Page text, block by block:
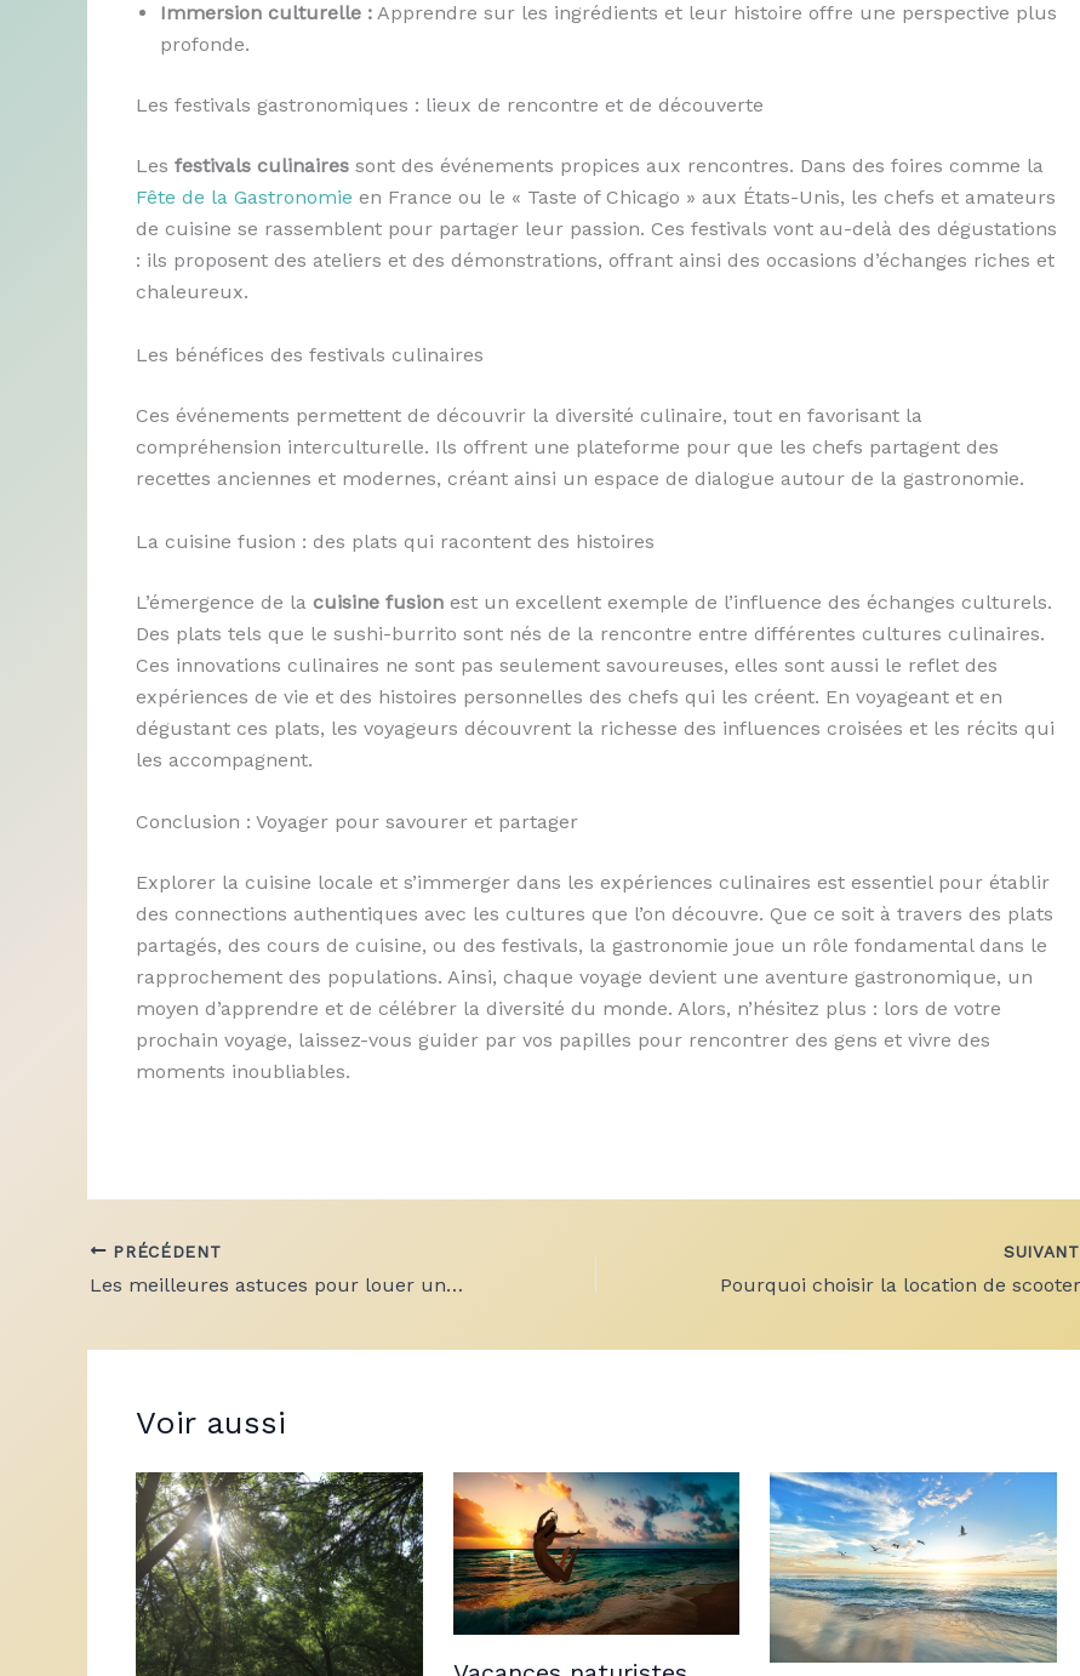
Immersion culturelle : Apprendre sur les ingrédients et leur histoire offre une perspective plus
profonde.
Les festivals gastronomiques : lieux de rencontre et de découverte
Les festivals culinaires sont des événements propices aux rencontres. Dans des foires comme la
Fête de la Gastronomie en France ou le « Taste of Chicago » aux États-Unis, les chefs et amateurs
de cuisine se rassemblent pour partager leur passion. Ces festivals vont au-delà des dégustations
: ils proposent des ateliers et des démonstrations, offrant ainsi des occasions d’échanges riches et
chaleureux.
Les bénéfices des festivals culinaires
Ces événements permettent de découvrir la diversité culinaire, tout en favorisant la
compréhension interculturelle. Ils offrent une plateforme pour que les chefs partagent des
recettes anciennes et modernes, créant ainsi un espace de dialogue autour de la gastronomie.
La cuisine fusion : des plats qui racontent des histoires
L’émergence de la cuisine fusion est un excellent exemple de l’influence des échanges culturels.
Des plats tels que le sushi-burrito sont nés de la rencontre entre différentes cultures culinaires.
Ces innovations culinaires ne sont pas seulement savoureuses, elles sont aussi le reflet des
expériences de vie et des histoires personnelles des chefs qui les créent. En voyageant et en
dégustant ces plats, les voyageurs découvrent la richesse des influences croisées et les récits qui
les accompagnent.
Conclusion : Voyager pour savourer et partager
Explorer la cuisine locale et s’immerger dans les expériences culinaires est essentiel pour établir
des connections authentiques avec les cultures que l’on découvre. Que ce soit à travers des plats
partagés, des cours de cuisine, ou des festivals, la gastronomie joue un rôle fondamental dans le
rapprochement des populations. Ainsi, chaque voyage devient une aventure gastronomique, un
moyen d’apprendre et de célébrer la diversité du monde. Alors, n’hésitez plus : lors de votre
prochain voyage, laissez-vous guider par vos papilles pour rencontrer des gens et vivre des
moments inoubliables.
PRÉCÉDENT
Les meilleures astuces pour louer une voiture citadine à petit prix
SUIVANT
Voir aussi